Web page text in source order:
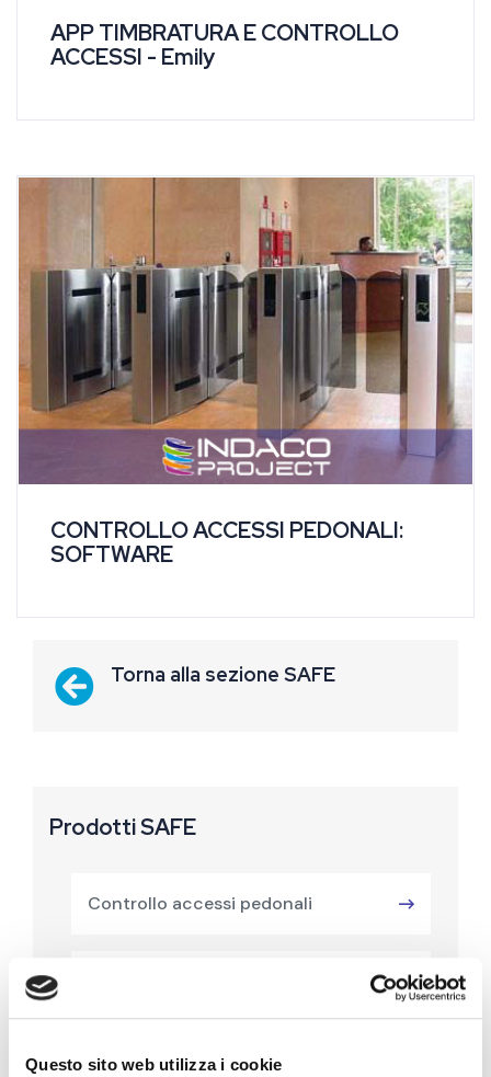
Questo sito web utilizza i cookie
APP TIMBRATURA E CONTROLLO
ACCESSI - Emily
CONTROLLO ACCESSI PEDONALI:
SOFTWARE
Torna alla sezione SAFE
Prodotti SAFE
Controllo accessi pedonali
Controllo accessi veicolare